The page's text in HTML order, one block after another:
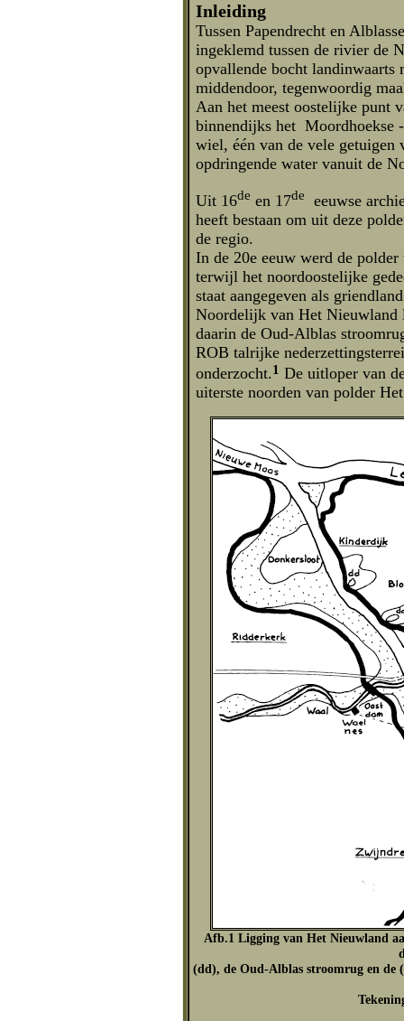
Inleiding
Tussen Papendrecht en
ingeklemd tussen de rivier de
opvallende bocht landinwaarts
middendoor, tegenwoordig
Aan het meest oostelijke punt
binnendijks het Moordhoekse
wiel, één van de vele getuigen
opdringende water vanuit de
Uit 16de en 17de
eeuwse
heeft bestaan om uit deze
de regio.
In de 20e eeuw werd de
terwijl het noordoostelijke
staat aangegeven als
Noordelijk van Het Nieuwland
daarin de Oud-Alblas
ROB talrijke
onderzocht.1 De uitloper van
uiterste noorden van polder
Afb.1 Ligging van Het Nieuwland
(dd), de Oud-Alblas stroomrug en de